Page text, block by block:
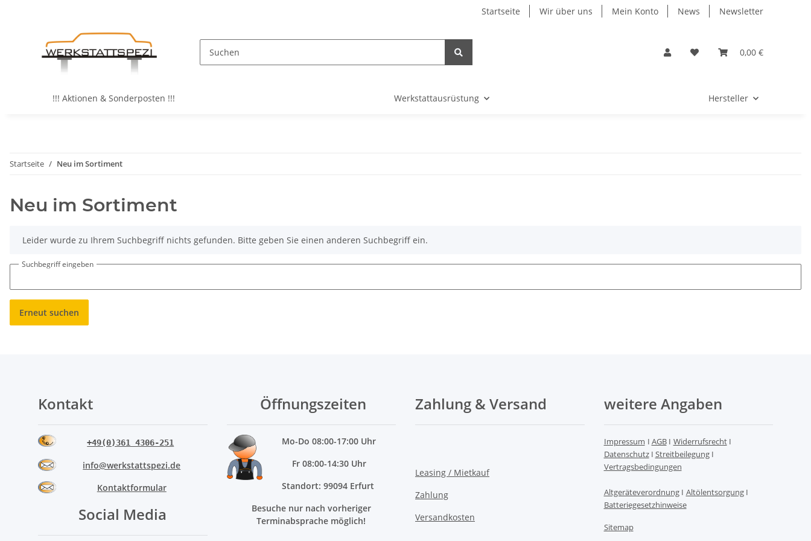
Startseite Wir über uns Mein Konto News Newsletter
0,00 €
!!! Aktionen & Sonderposten !!! Werkstattausrüstung Hersteller
Startseite Neu im Sortiment
Neu im Sortiment
xLeider wurde zu Ihrem Suchbegriff nichts gefunden. Bitte geben Sie einen anderen Suchbegriff ein.
Suchbegriff eingeben
Erneut suchen
Kontakt
+49(0)361 4306-251
info@werkstattspezi.de
Kontaktformular
Social Media
Öffnungszeiten
Mo-Do 08:00-17:00 Uhr
Fr 08:00-14:30 Uhr
Standort: 99094 Erfurt
Besuche nur nach vorheriger
Terminabsprache möglich!
Zahlung & Versand
Leasing / Mietkauf
Zahlung
Versandkosten
weitere Angaben
Impressum I AGBI WiderrufsrechtI
DatenschutzI StreitbeilegungI
Vertragsbedingungen
AltgeräteverordnungI AltölentsorgungI
Batteriegesetzhinweise
Sitemap